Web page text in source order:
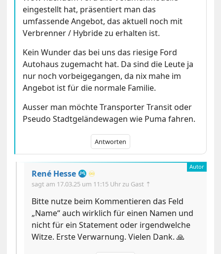
eingestellt hat, präsentiert man das
umfassende Angebot, das aktuell noch mit
Verbrenner / Hybride zu erhalten ist.
Kein Wunder das bei uns das riesige Ford
Autohaus zugemacht hat. Da sind die Leute ja
nur noch vorbeigegangen, da nix mahe im
Angebot ist für die normale Familie.
Ausser man möchte Transporter Transit oder
Pseudo Stadtgeländewagen wie Puma fahren.
Antworten
René Hesse ♾️
sagt am 17.03.25 um 11:15 Uhrzu Gast ⇡
Bitte nutze beim Kommentieren das Feld
„Name“ auch wirklich für einen Namen und
nicht für ein Statement oder irgendwelche
Witze. Erste Verwarnung. Vielen Dank. 🙏